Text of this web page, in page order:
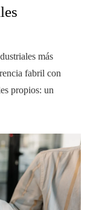
más
fabril con
propios: un